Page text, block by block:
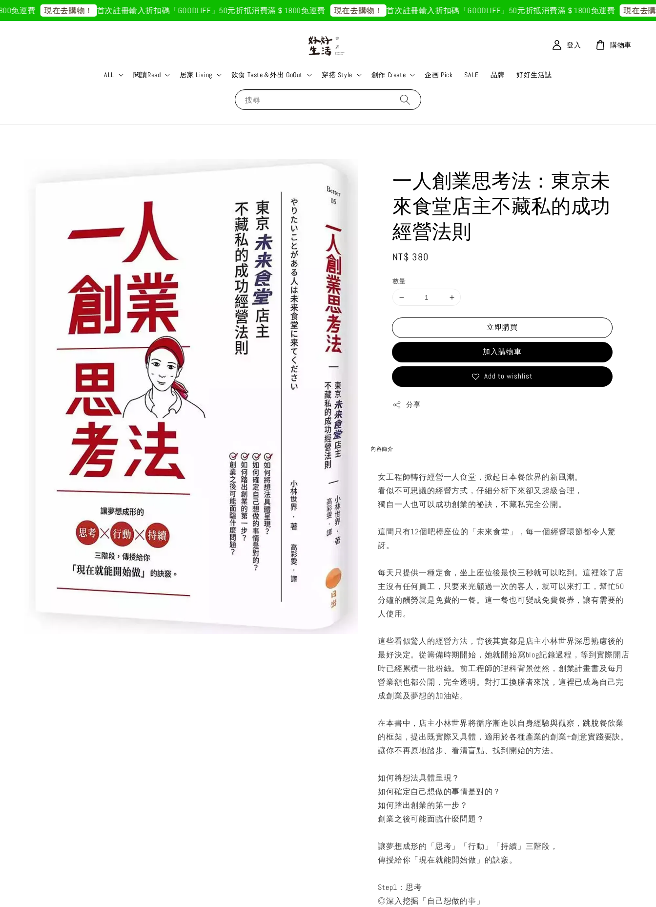
運費 現在去購物！ 首次註冊輸入折扣碼「GOODLIFE」50元折抵消費滿＄1800免運費 現在去購物！ 首次註冊輸入折扣碼「GOODLIFE」50元折抵消費滿＄1800免運費 現在去購物
搜尋
ALL 閱讀Read 居家 Living 飲食 Taste＆外出 GoOut 穿搭 Style 創作 Create 企画 Pick SALE 品牌 好好生活誌
登入 購物車
一人創業思考法：東京未
來食堂店主不藏私的成功
經營法則
Regular
NT$ 380
數量
立即購買
加入購物車
Add to wishlist
分享
內容簡介
女工程師轉行經營一人食堂，掀起日本餐飲界的新風潮。
看似不可思議的經營方式，仔細分析下來卻又超級合理，
獨自一人也可以成功創業的祕訣，不藏私完全公開。
這間只有12個吧檯座位的「未來食堂」，每一個經營環節都令人驚
訝。
每天只提供一種定食，坐上座位後最快三秒就可以吃到。這裡除了店
主沒有任何員工，只要來光顧過一次的客人，就可以來打工，幫忙50
分鐘的酬勞就是免費的一餐。這一餐也可變成免費餐券，讓有需要的
人使用。
這些看似驚人的經營方法，背後其實都是店主小林世界深思熟慮後的
最好決定。從籌備時期開始，她就開始寫blog記錄過程，等到實際開店
時已經累積一批粉絲。前工程師的理科背景使然，創業計畫書及每月
營業額也都公開，完全透明。對打工換膳者來說，這裡已成為自己完
成創業及夢想的加油站。
在本書中，店主小林世界將循序漸進以自身經驗與觀察，跳脫餐飲業
的框架，提出既實際又具體，適用於各種產業的創業+創意實踐要訣。
讓你不再原地踏步、看清盲點、找到開始的方法。
如何將想法具體呈現？
如何確定自己想做的事情是對的？
如何踏出創業的第一步？
創業之後可能面臨什麼問題？
讓夢想成形的「思考」「行動」「持續」三階段，
傳授給你「現在就能開始做」的訣竅。
Step1：思考
◎深入挖掘「自己想做的事」